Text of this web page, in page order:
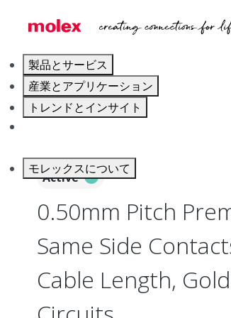
製品とサービス
産業とアプリケーション
トレンドとインサイト
モレックスについて
Flat-
Active
0.50mm Pitch
Same Side
Cable Length,